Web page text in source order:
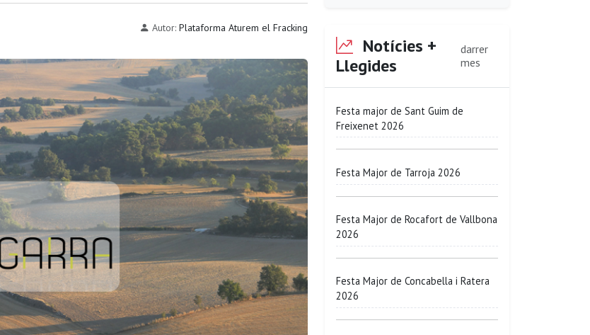
Autor: Plataforma Aturem el Fracking
Notícies +
Llegides
darrer
mes
Festa major de Sant Guim de
Freixenet 2026
Festa Major de Tarroja 2026
Festa Major de Rocafort de Vallbona
2026
Festa Major de Concabella i Ratera
2026